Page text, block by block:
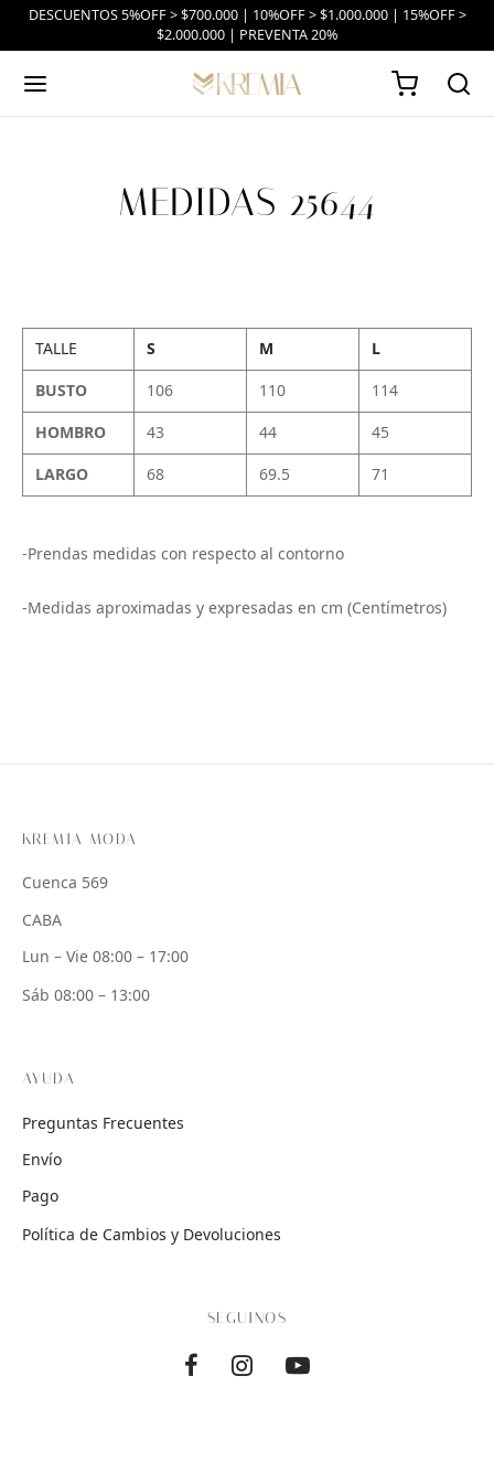
DESCUENTOS 5%OFF > $700.000 | 10%OFF > $1.000.000 | 15%OFF >
$2.000.000 | PREVENTA 20%
MEDIDAS 25644
TALLE S M
L
BUSTO
106 110
114
HOMBRO
43 44
45
LARGO
68 69.5 71
-Prendas medidas con respecto al contorno
-Medidas aproximadas y expresadas en cm (Centímetros)
KREMIA MODA
Cuenca 569
CABA
Lun – Vie 08:00 – 17:00
Sáb 08:00 – 13:00
AYUDA
Preguntas Frecuentes
Envío
Pago
Política de Cambios y Devoluciones
SEGUINOS